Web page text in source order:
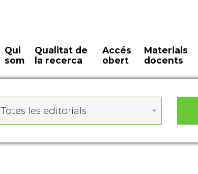
Qui
som
Qualitat de
la recerca
Accés
obert
Materials
docents
Totes les editorials